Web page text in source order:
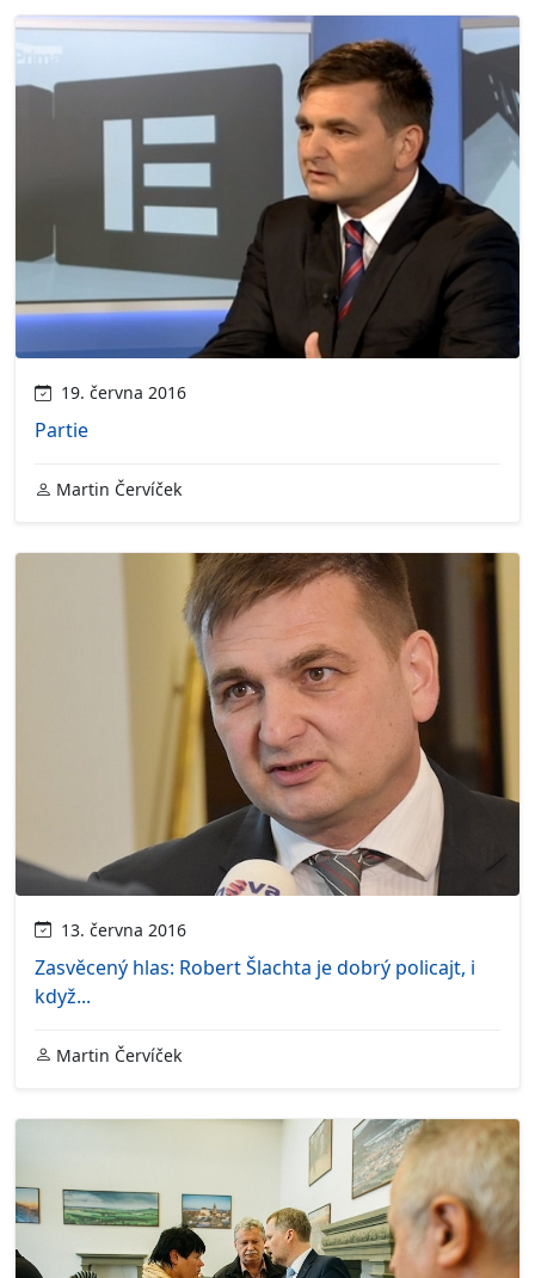
19. června 2016
Partie
Martin Červíček
13. června 2016
Zasvěcený hlas: Robert Šlachta je dobrý policajt, i
když...
Martin Červíček